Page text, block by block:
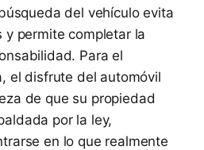
del vehículo evita
y permite completar la
Para el
el disfrute del automóvil
de que su propiedad
por la ley,
en lo que realmente